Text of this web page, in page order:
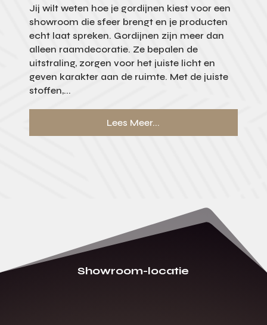
Jij wilt weten hoe je gordijnen kiest voor een
showroom die sfeer brengt en je producten
echt laat spreken. Gordijnen zijn meer dan
alleen raamdecoratie. Ze bepalen de
uitstraling, zorgen voor het juiste licht en
geven karakter aan de ruimte. Met de juiste
stoffen,...
Lees Meer...
Showroom-locatie